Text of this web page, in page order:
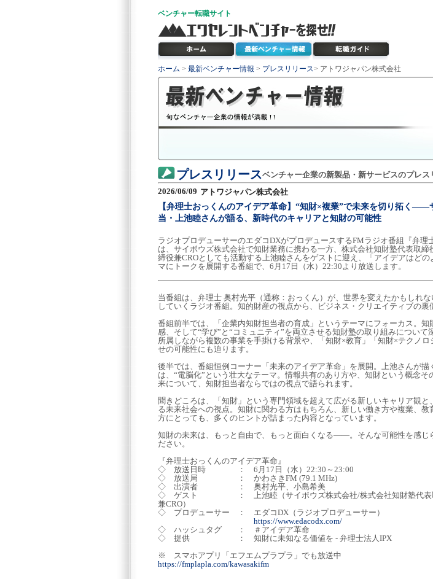
ベンチャー転職サイト
ホーム > 最新ベンチャー情報 > プレスリリース> アトワジャパン株式会社
プレスリリースベンチャー企業の新製品・新サービスのプレス
2026/06/09 アトワジャパン株式会社
【弁理士おっくんのアイデア革命】“知財×複業”で未来を切り拓く――
当・上池睦さんが語る、新時代のキャリアと知財の可能性
ラジオプロデューサーのエダコDXがプロデュースするFMラジオ番組『弁理
は、サイボウズ株式会社で知財業務に携わる一方、株式会社知財塾代表取締
締役兼CROとしても活動する上池睦さんをゲストに迎え、「アイデアはど
マにトークを展開する番組で、6月17日（水）22:30より放送します。
当番組は、弁理士 奥村光平（通称：おっくん）が、世界を変えたかもしれ
していくラジオ番組。知的財産の視点から、ビジネス・クリエイティブの裏
番組前半では、「企業内知財担当者の育成」というテーマにフォーカス。知
感、そして“学び”と“コミュニティ”を両立させる知財塾の取り組みについて
所属しながら複数の事業を手掛ける背景や、「知財×教育」「知財×テクノ
せの可能性にも迫ります。
後半では、番組恒例コーナー「未来のアイデア革命」を展開。上池さんが描
は、“電脳化”という壮大なテーマ。情報共有のあり方や、知財という概念そ
来について、知財担当者ならではの視点で語られます。
聞きどころは、「知財」という専門領域を超えて広がる新しいキャリア観
る未来社会への視点。知財に関わる方はもちろん、新しい働き方や複業、
方にとっても、多くのヒントが詰まった内容となっています。
知財の未来は、もっと自由で、もっと面白くなる――。そんな可能性を感じ
ださい。
『弁理士おっくんのアイデア革命』
◇ 放送日時 ： 6月17日（水）22:30～23:00
◇ 放送局 ： かわさきFM (79.1 MHz)
◇ 出演者 ： 奥村光平、小島希美
◇ ゲスト ： 上池睦（サイボウズ株式会社/株式会社知財塾代表取
兼CRO）
◇ プロデューサー ： エダコDX（ラジオプロデューサー）
https://www.edacodx.com/
◇ ハッシュタグ ： ＃アイデア革命
◇ 提供 ： 知財に未知なる価値を - 弁理士法人IPX
※ スマホアプリ「エフエムプラプラ」でも放送中
https://fmplapla.com/kawasakifm